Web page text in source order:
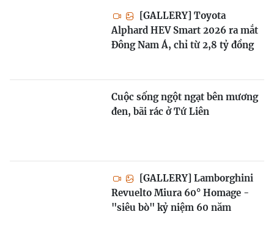
[GALLERY] Toyota
Alphard HEV Smart 2026 ra mắt
Đông Nam Á, chỉ từ 2,8 tỷ đồng
Cuộc sống ngột ngạt bên mương
đen, bãi rác ở Tứ Liên
[GALLERY] Lamborghini
Revuelto Miura 60° Homage -
"siêu bò" kỷ niệm 60 năm